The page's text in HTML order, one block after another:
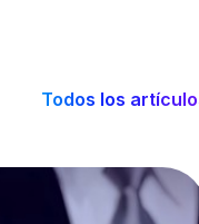
Todos los